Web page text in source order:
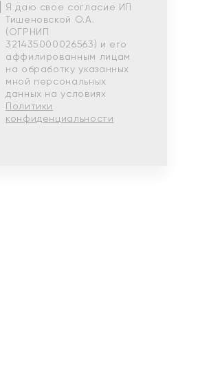
Я даю свое согласие ИП
Тишеновской О.А.
(ОГРНИП
321435000026563) и его
аффилированным лицам
на обработку указанных
мной персональных
данных на условиях
Политики
конфиденциальности